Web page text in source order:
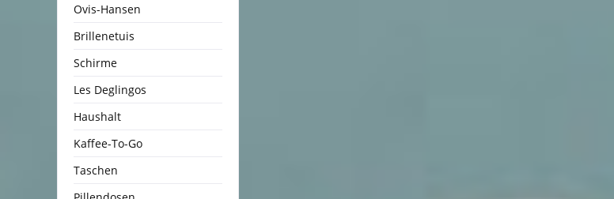
Ovis-Hansen
Brillenetuis
Schirme
Les Deglingos
Haushalt
Kaffee-To-Go
Taschen